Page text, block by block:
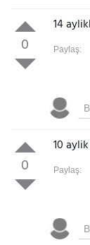
0
14
Paylaş:
0
10 aylik
Paylaş: